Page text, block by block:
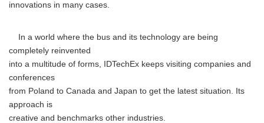
innovations in many cases.
In a world where the bus and its technology are being
completely reinvented
into a multitude of forms, IDTechEx keeps visiting companies and
conferences
from Poland to Canada and Japan to get the latest situation. Its
approach is
creative and benchmarks other industries.